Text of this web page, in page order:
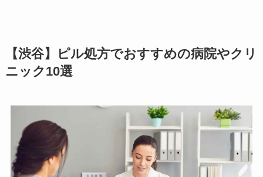
【渋谷】ピル処方でおすすめの病院やクリ
ニック10選